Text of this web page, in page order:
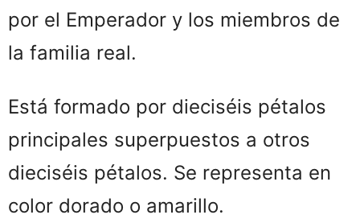
por el Emperador y los miembros de
la familia real.
Está formado por dieciséis pétalos
principales superpuestos a otros
dieciséis pétalos. Se representa en
color dorado o amarillo.